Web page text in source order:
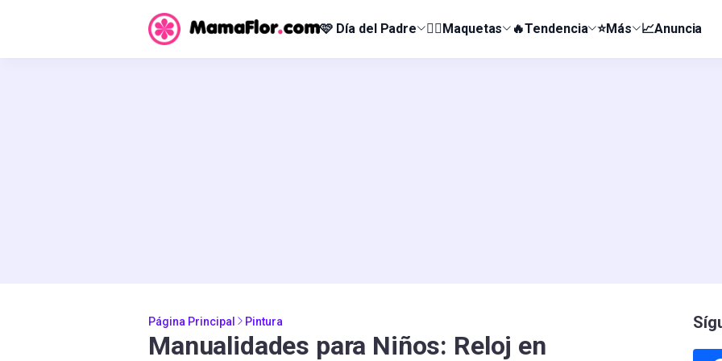
🩷 Día del Padre 👰‍♀️Maquetas 🔥Tendencia ⭐Más 📈Anuncia
Página Principal Pintura
Manualidades para Niños: Reloj en